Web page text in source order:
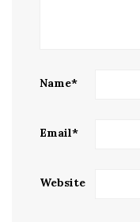
Name*
Email*
Website